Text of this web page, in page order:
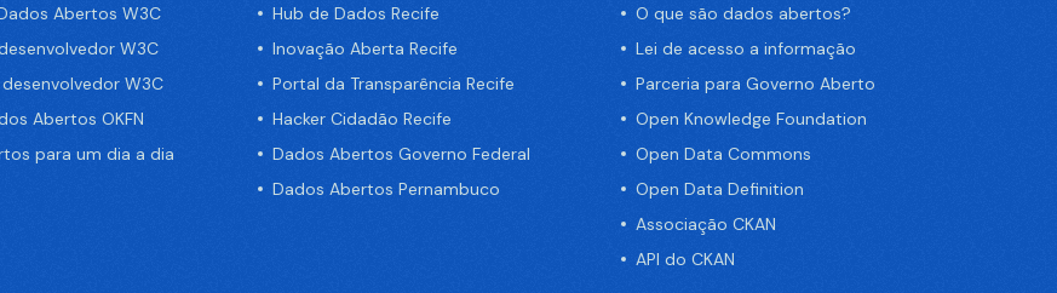
Abertos W3C
W3C
W3C
Abertos OKFN
para um dia a dia
Hub de Dados Recife
Inovação Aberta Recife
Portal da Transparência Recife
Hacker Cidadão Recife
Dados Abertos Governo Federal
Dados Abertos Pernambuco
O que são dados abertos?
Lei de acesso a informação
Parceria para Governo Aberto
Open Knowledge Foundation
Open Data Commons
Open Data Definition
Associação CKAN
API do CKAN